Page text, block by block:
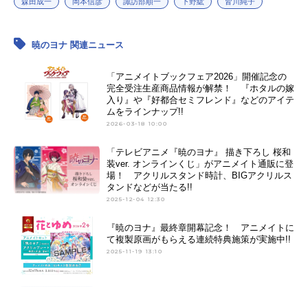
暁のヨナ 関連ニュース
「アニメイトブックフェア2026」開催記念の
完全受注生産商品情報が解禁！ 『ホタルの嫁
入り』や『好都合セミフレンド』などのアイテ
ムをラインナップ!!
2026-03-18 10:00
「テレビアニメ『暁のヨナ』 描き下ろし 桜和
装ver. オンラインくじ」がアニメイト通販に登
場！ アクリルスタンド時計、BIGアクリルス
タンドなどが当たる!!
2025-12-04 12:30
『暁のヨナ』最終章開幕記念！ アニメイトに
て複製原画がもらえる連続特典施策が実施中!!
2025-11-19 13:10